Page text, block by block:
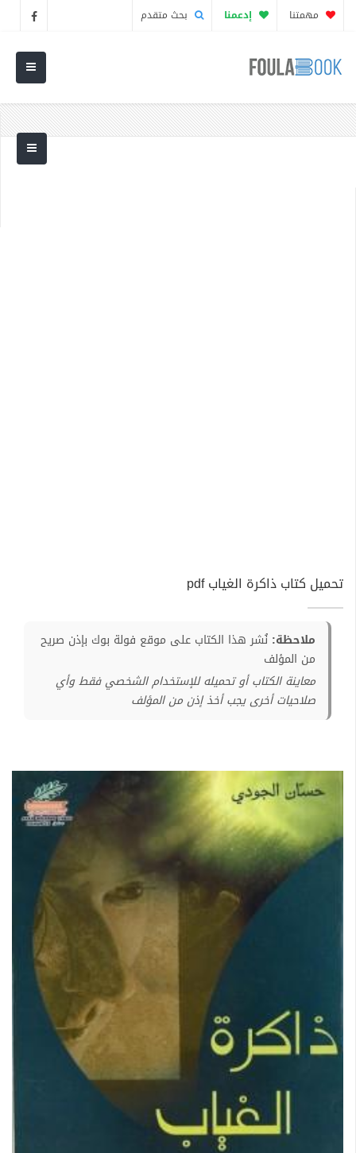
مهمتنا إدعمنا بحث متقدم
تحميل كتاب ذاكرة الغياب pdf
ملاحظة: نُشر هذا الكتاب على موقع فولة بوك بإذن صريح
من المؤلف
معاينة الكتاب أو تحميله للإستخدام الشخصي فقط وأي
صلاحيات أخرى يجب أخذ إذن من المؤلف